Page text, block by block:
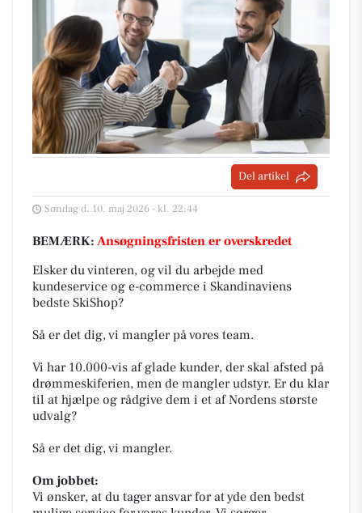
Del artikel
Søndag d. 10. maj 2026 - kl. 22:44
BEMÆRK: Ansøgningsfristen er overskredet
Elsker du vinteren, og vil du arbejde med
kundeservice og e-commerce i Skandinaviens
bedste SkiShop?
Så er det dig, vi mangler på vores team.
Vi har 10.000-vis af glade kunder, der skal afsted på
drømmeskiferien, men de mangler udstyr. Er du klar
til at hjælpe og rådgive dem i et af Nordens største
udvalg?
Så er det dig, vi mangler.
Om jobbet:
Vi ønsker, at du tager ansvar for at yde den bedst